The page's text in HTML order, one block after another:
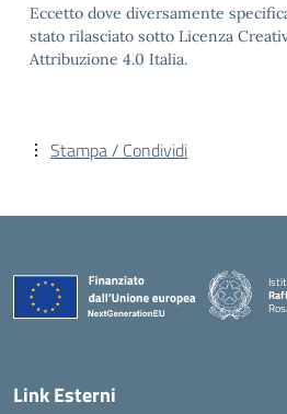
Eccetto dove diversamente
stato rilasciato sotto Licenza
Attribuzione 4.0 Italia.
Stampa / Condividi
Link Esterni